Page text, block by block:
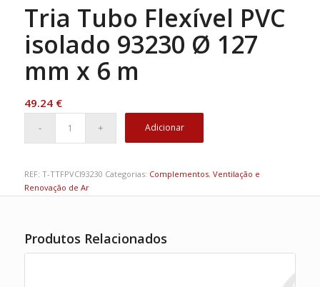
Tria Tubo Flexível PVC
isolado 93230 Ø 127
mm x 6 m
49.24 €
Adicionar
REF: T-TTFPVCI93230 Categorias: Complementos, Ventilação e
Renovação de Ar
Produtos Relacionados